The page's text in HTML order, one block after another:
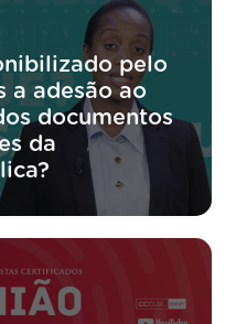
pelo
a adesão ao
documentos
da